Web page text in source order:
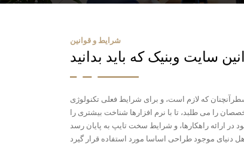
شرایط و قوانین
سایت وبنیک که باید بدانید
که لازم است، و برای شرایط فعلی تکنولوژی
را می طلبد، تا با نرم افزارها شناخت بیشتری را
ارائه راهکارها، و شرایط سخت تایپ به پایان رسد